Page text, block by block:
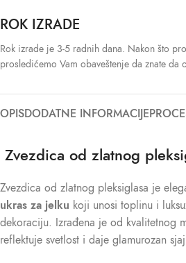
ROK IZRADE
Rok izrade je 3-5 radnih dana. Nakon što
prosledićemo Vam obaveštenje da znate da
OPISDODATNE INFORMACIJE
Zvezdica od zlatnog
Zvezdica od zlatnog pleksiglasa je
ukras za jelku koji unosi toplinu i
dekoraciju. Izrađena je od kvalitetnog
reflektuje svetlost i daje glamurozan